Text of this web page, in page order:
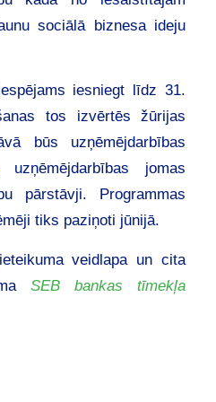
sociālā biznesa ideju
iesniegt līdz 31.
tos izvērtēs žūrijas
būs uzņēmējdarbības
uzņēmējdarbības jomas
pārstāvji. Programmas
tiks paziņoti jūnijā.
veidlapa un cita
SEB bankas tīmekļa